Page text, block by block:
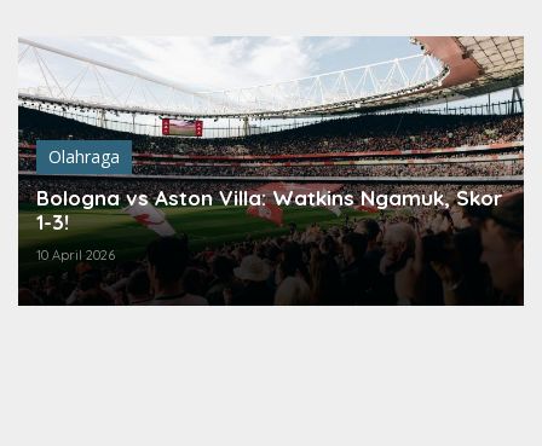
konten
Olahraga
Bologna vs Aston Villa: Watkins Ngamuk, Skor
1-3!
10 April 2026